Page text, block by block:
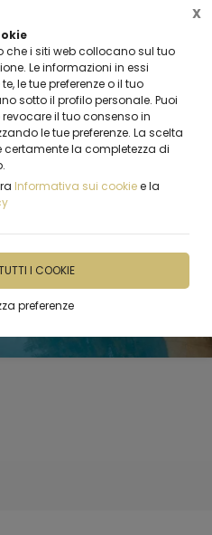
che i siti web collocano sul tuo
Le informazioni in essi
le tue preferenze o il tuo
sotto il profilo personale. Puoi
il tuo consenso in
le tue preferenze. La scelta
la completezza di
Informativa sui cookiee la
I COOKIE
preferenze
X
IT